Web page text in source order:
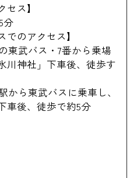
セス】
分
でのアクセス】
東武バス・7番から乗場
川神社」下車後、徒歩す
から東武バスに乗車し、
車後、徒歩で約5分